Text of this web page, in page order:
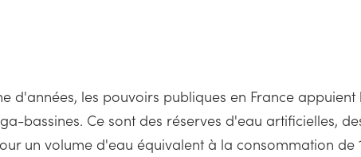
d'années, les pouvoirs publiques en France
bassines. Ce sont des réserves d'eau artificielles,
un volume d'eau équivalent à la consommation de